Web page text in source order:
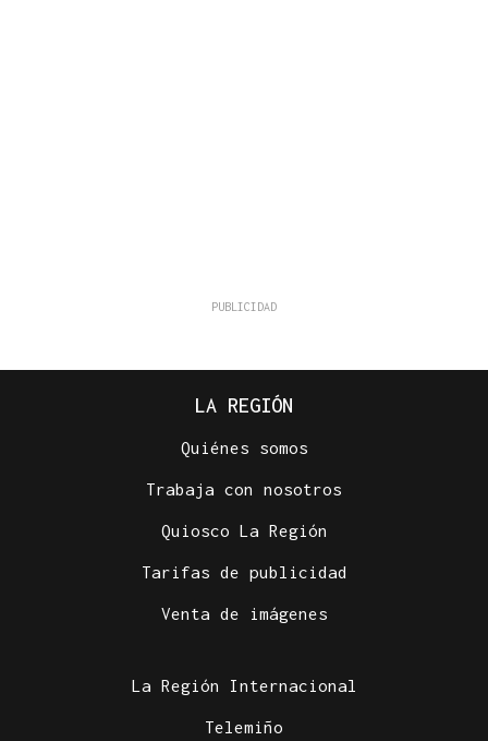
LA REGIÓN
Quiénes somos
Trabaja con nosotros
Quiosco La Región
Tarifas de publicidad
Venta de imágenes
La Región Internacional
Telemiño